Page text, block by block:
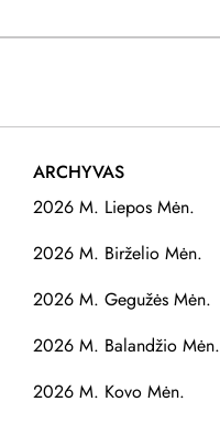
ARCHYVAS
2026 M. Liepos Mėn.
2026 M. Birželio Mėn.
2026 M. Gegužės Mėn.
2026 M. Balandžio Mėn.
2026 M. Kovo Mėn.